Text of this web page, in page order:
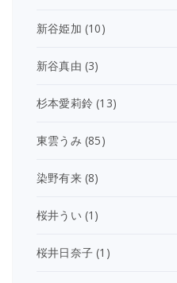
新谷姫加 (10)
新谷真由 (3)
杉本愛莉鈴 (13)
東雲うみ (85)
染野有来(8)
桜井うい (1)
桜井日奈子 (1)